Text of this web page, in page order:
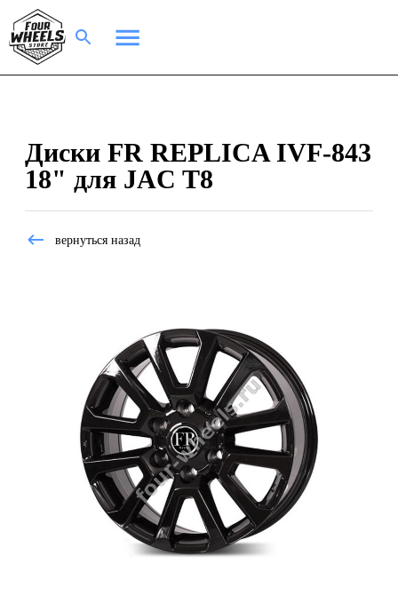
Диски FR REPLICA IVF-843
18" для JAC T8
вернуться назад